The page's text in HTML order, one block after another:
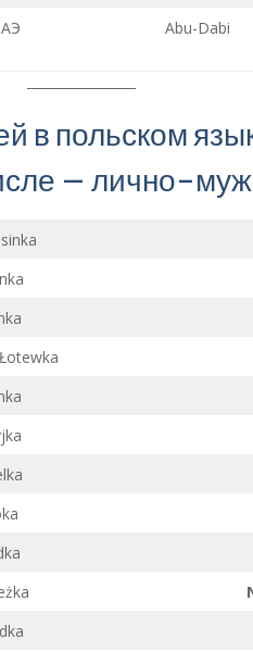
Abu-Dabi
в польском
– лично-